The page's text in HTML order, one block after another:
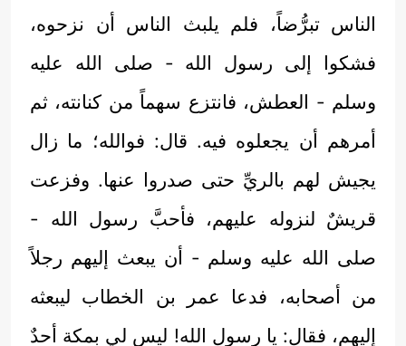
الناس تبرُّضاً، فلم يلبث الناس أن نزحوه،
فشكوا إلى رسول الله - صلى الله عليه
وسلم - العطش، فانتزع سهماً من كنانته، ثم
أمرهم أن يجعلوه فيه. قال: فوالله؛ ما زال
يجيش لهم بالريِّ حتى صدروا عنها. وفزعت
قريشٌ لنزوله عليهم، فأحبَّ رسول الله -
صلى الله عليه وسلم - أن يبعث إليهم رجلاً
من أصحابه، فدعا عمر بن الخطاب ليبعثه
إليهم، فقال: يا رسول الله! ليس لي بمكة أحدٌ